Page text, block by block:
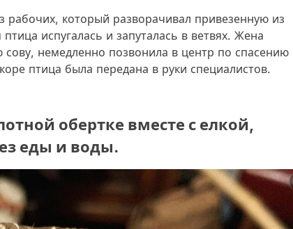
рабочих, который разворачивал привезенную из
испугалась и запуталась в ветвях. Жена
немедленно позвонила в центр по спасению
птица была передана в руки специалистов.
обертке вместе с елкой,
еды и воды.